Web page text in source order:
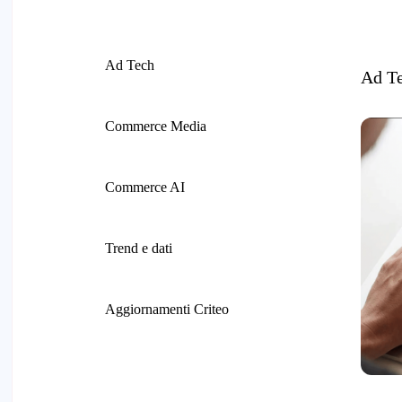
Ad Tech
Commerce Media
Commerce AI
Trend e dati
Aggiornamenti Criteo
Ad